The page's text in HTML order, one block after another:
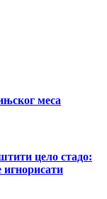
меса
цело стадо:
игнорисати